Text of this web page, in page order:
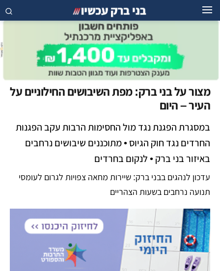
מצור על בני ברק: מפת השיבושים החילוניים על
העיר – היום
במסגרת הפגנת נגד מול החסימות הרבות עקב הפגנות
החרדים נגד חוק הגיוס • מתוכננים שיבושים נרחבים
באיזור בני ברק • לנקום בחרדים
עדכון לנהגים בבני ברק: שיירות מחאה צפויות לגרום לעומסי
תנועה נרחבים בשעות הצהריים